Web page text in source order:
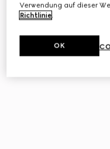
Verwendung auf dieser
Richtlinie.
OK